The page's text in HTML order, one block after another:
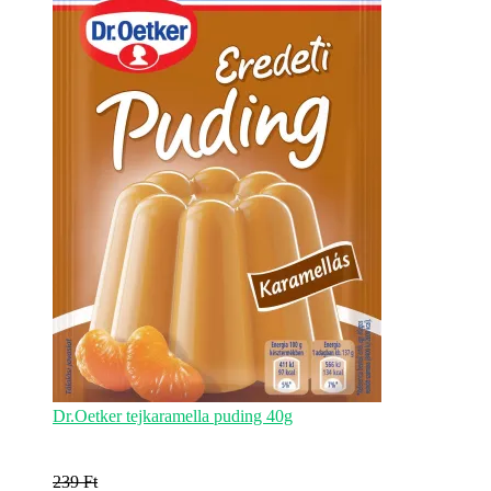
159 Ft.
Dr.Oetker tejkaramella puding 40g
239Ft